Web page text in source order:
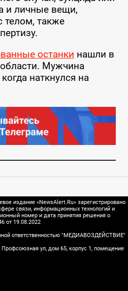
и личные вещи,
телом, также
останки нашли в
Мужчина
наткнулся на
издание «NewsAlert.Ru» зарегистрировано
связи, информационных технологий и
номер и дата принятия решения о
от 19.08.2022
ответственностью "МЕДИАВОЗДЕЙСТВИЕ"
ул, дом 65, корпус 1, помещение